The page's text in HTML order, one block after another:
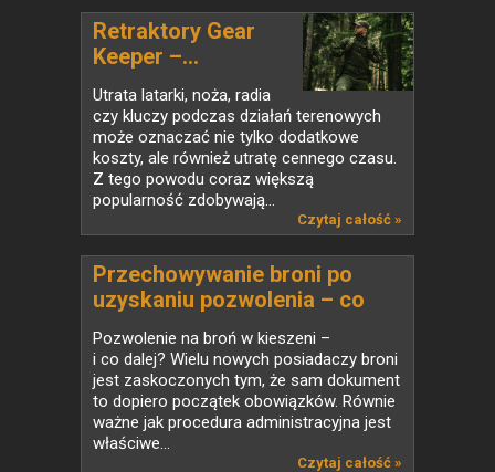
Retraktory Gear
Keeper –...
Utrata latarki, noża, radia
czy kluczy podczas działań terenowych
może oznaczać nie tylko dodatkowe
koszty, ale również utratę cennego czasu.
Z tego powodu coraz większą
popularność zdobywają...
Czytaj całość »
Przechowywanie broni po
uzyskaniu pozwolenia – co
mówi prawo i jak wybrać
właściwy sprzęt
Pozwolenie na broń w kieszeni –
i co dalej? Wielu nowych posiadaczy broni
jest zaskoczonych tym, że sam dokument
to dopiero początek obowiązków. Równie
ważne jak procedura administracyjna jest
właściwe...
Czytaj całość »